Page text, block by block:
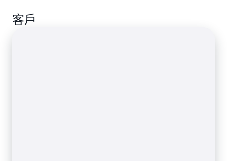
進一步了解事件來源和目的地
長碼、短碼、TFN 或 10DLC 設定 SMS 來源身分。
客戶